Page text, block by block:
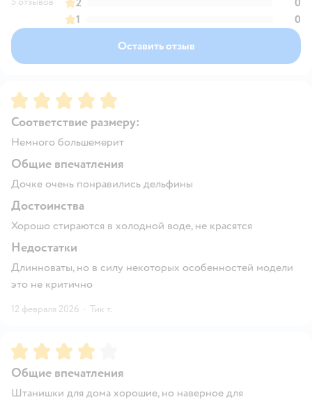
2
0
1
0
Оставить отзыв
Рейтинг:5
Соответствие размеру:
Немного большемерит
Общие впечатления
Дочке очень понравились дельфины
Достоинства
Хорошо стираются в холодной воде, не красятся
Недостатки
Длинноваты, но в силу некоторых особенностей модели
это не критично
12 февраля 2026 · Тик т.
Рейтинг:4
Общие впечатления
Штанишки для дома хорошие, но наверное для